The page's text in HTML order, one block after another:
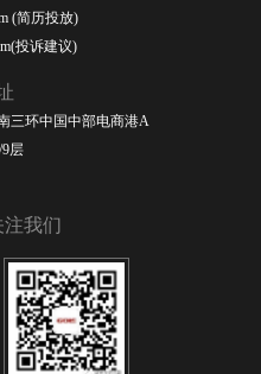
(简历投放)
投诉建议)
三环中国中部电商港A
9层
我们